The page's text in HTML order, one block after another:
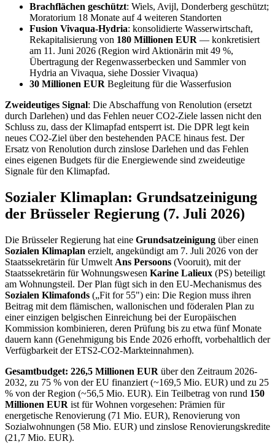
Brachflächen geschützt: Wiels, Avijl, Donderberg geschützt;
Moratorium 18 Monate auf 4 weiteren Standorten
Fusion Vivaqua-Hydria: konsolidierte Wasserwirtschaft,
Rekapitalisierung von 180 Millionen EUR — konkretisiert
am 11. Juni 2026 (Region wird Aktionärin mit 49 %,
Übertragung der Regenwasserbecken und Sammler von
Hydria an Vivaqua, siehe Dossier Vivaqua)
30 Millionen EUR Begleitung für die Wasserfusion
Zweideutiges Signal: Die Abschaffung von Renolution (ersetzt
durch Darlehen) und das Fehlen neuer CO2-Ziele lassen nicht den
Schluss zu, dass der Klimapfad entsperrt ist. Die DPR legt kein
neues CO2-Ziel über den bestehenden PACE hinaus fest. Der
Ersatz von Renolution durch zinslose Darlehen und das Fehlen
eines eigenen Budgets für die Energiewende sind zweideutige
Signale für den Klimapfad.
Sozialer Klimaplan: Grundsatzeinigung
der Brüsseler Regierung (7. Juli 2026)
Die Brüsseler Regierung hat eine Grundsatzeinigung über einen
Sozialen Klimaplan erzielt, angekündigt am 7. Juli 2026 von der
Staatssekretärin für Umwelt Ans Persoons (Vooruit), mit der
Staatssekretärin für Wohnungswesen Karine Lalieux (PS) beteiligt
am Wohnungsteil. Der Plan fügt sich in den EU-Mechanismus des
Sozialen Klimafonds („Fit for 55") ein: Die Region muss ihren
Beitrag mit dem flämischen, wallonischen und föderalen Plan zu
einer einzigen belgischen Einreichung bei der Europäischen
Kommission kombinieren, deren Prüfung bis zu etwa fünf Monate
dauern kann (Genehmigung bis Ende 2026 erhofft, vorbehaltlich der
Verfügbarkeit der ETS2-CO2-Markteinnahmen).
Gesamtbudget: 226,5 Millionen EUR über den Zeitraum 2026-
2032, zu 75 % von der EU finanziert (~169,5 Mio. EUR) und zu 25
% von der Region (~56,5 Mio. EUR). Ein Teilbetrag von rund 150
Millionen EUR ist für Wohnen vorgesehen: Prämien für
energetische Renovierung (71 Mio. EUR), Renovierung von
Sozialwohnungen (58 Mio. EUR) und zinslose Renovierungskredite
(21,7 Mio. EUR).